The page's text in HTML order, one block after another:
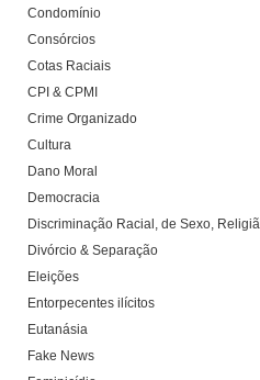
Condomínio
Consórcios
Cotas Raciais
CPI & CPMI
Crime Organizado
Cultura
Dano Moral
Democracia
Discriminação Racial, de Sexo,
Divórcio & Separação
Eleições
Entorpecentes ilícitos
Eutanásia
Fake News